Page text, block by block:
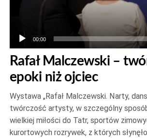
00:00
Rafał Malczewski –
epoki niż ojciec
Wystawa „Rafał Malczewski. Narty,
twórczość artysty, w szczególny
wielkiej miłości do Tatr, sportów
kurortowych rozrywek, z których